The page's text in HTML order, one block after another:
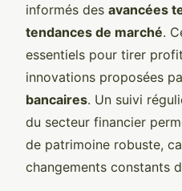
informés des avancées
tendances de marché.
essentiels pour tirer
innovations proposées
bancaires. Un suivi
du secteur financier
de patrimoine robuste,
changements constants